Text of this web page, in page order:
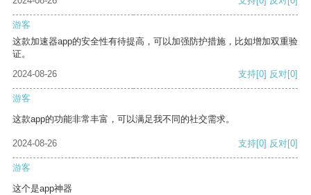
游客
这款加速器app的安全性有待提高，可以加强防护措施，比如增加双重验
证。
2024-08-26
支持[0] 反对[0]
游客
这款app的功能非常丰富，可以满足我不同的社交需求。
2024-08-26 支持[0] 反对[0]
游客
这个是app神器